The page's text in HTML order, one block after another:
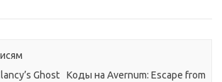
Ghost
Коды на Avernum: Escape from